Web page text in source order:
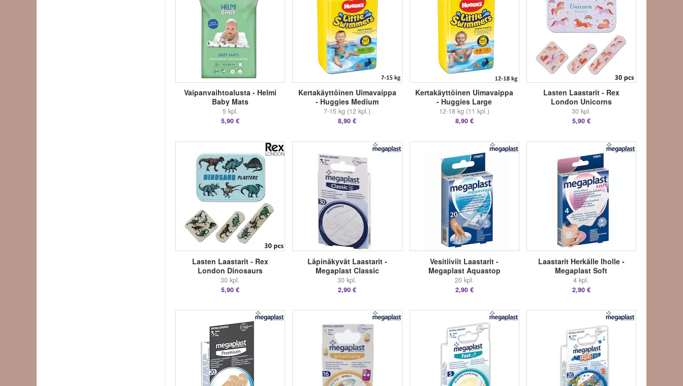
Vaipanvaihtoalusta - Helmi
Baby Mats
5 kpl.
5,90 €
Kertakäyttöinen Uimavaippa
- Huggies Medium
7-15 kg (12 kpl.)
8,90 €
Kertakäyttöinen Uimavaippa
- Huggies Large
12-18 kg (11 kpl.)
8,90 €
Lasten Laastarit - Rex
London Unicorns
30 kpl.
5,90 €
Lasten Laastarit - Rex
London Dinosaurs
30 kpl.
5,90 €
Läpinäkyvät Laastarit -
Megaplast Classic
30 kpl.
2,90 €
Vesitiiviit Laastarit -
Megaplast Aquastop
20 kpl.
2,90 €
Laastarit Herkälle Iholle -
Megaplast Soft
4 kpl.
2,90 €